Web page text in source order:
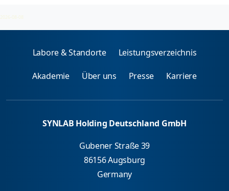
2026-08-08
Labore & Standorte Leistungsverzeichnis
Akademie Über uns Presse Karriere
SYNLAB Holding Deutschland GmbH
Gubener Straße 39
86156 Augsburg
Germany